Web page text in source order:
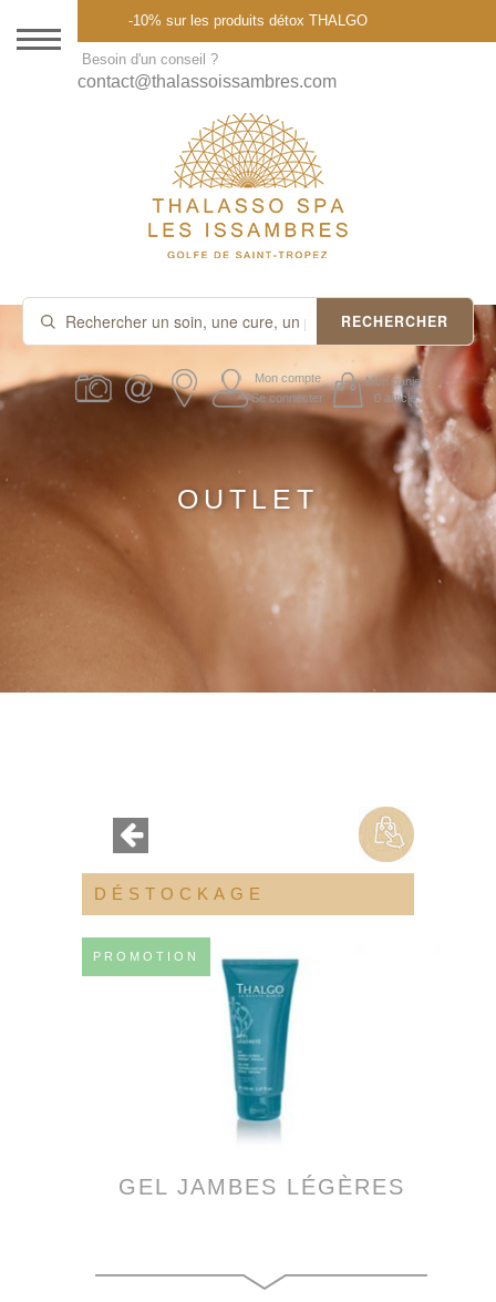
DESTINATION
THALASSO SPA
CURES ET FORFAITS
SOINS À LA CARTE
ABONNEMENTS
PROMOS
-10% sur les produits détox THALGO
Besoin d'un conseil ?
contact@thalassoissambres.com
RECHERCHER
Mon compte
Se connecter
Mon panier
0 article
OUTLET
DÉSTOCKAGE
PROMOTION
GEL JAMBES LÉGÈRES